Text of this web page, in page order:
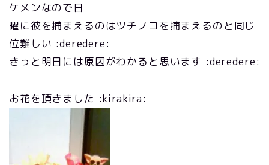
ケメンなので日
曜に彼を捕まえるのはツチノコを捕まえるのと同じ
位難しい :deredere:
きっと明日には原因がわかると思います :deredere:
お花を頂きました :kirakira: